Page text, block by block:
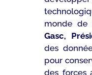
monde de
Gasc,
des
pour
des forces